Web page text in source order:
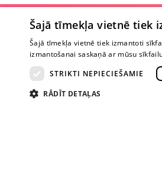
Šajā tīmekļa vietnē tiek
Šajā tīmekļa vietnē tiek izmantoti
izmantošanai saskaņā ar mūsu
STRIKTI NEPIECIEŠAMIE
RĀDĪT DETAĻAS